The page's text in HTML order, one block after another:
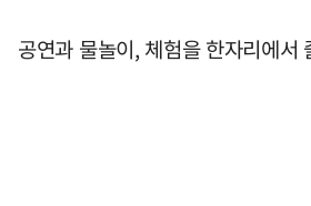
공연과 물놀이, 체험을 한자리에서